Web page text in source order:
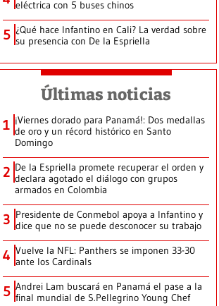
eléctrica con 5 buses chinos
5 ¿Qué hace Infantino en Cali? La verdad sobre
su presencia con De la Espriella
Últimas noticias
1 ¡Viernes dorado para Panamá!: Dos medallas
de oro y un récord histórico en Santo
Domingo
2 De la Espriella promete recuperar el orden y
declara agotado el diálogo con grupos
armados en Colombia
3 Presidente de Conmebol apoya a Infantino y
dice que no se puede desconocer su trabajo
4 Vuelve la NFL: Panthers se imponen 33-30
ante los Cardinals
5 Andrei Lam buscará en Panamá el pase a la
final mundial de S.Pellegrino Young Chef